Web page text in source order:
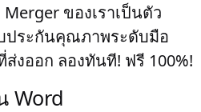
ของเราเป็นตัว
ประกันคุณภาพระดับมือ
งออก ลองทันที! ฟรี 100%!
Word